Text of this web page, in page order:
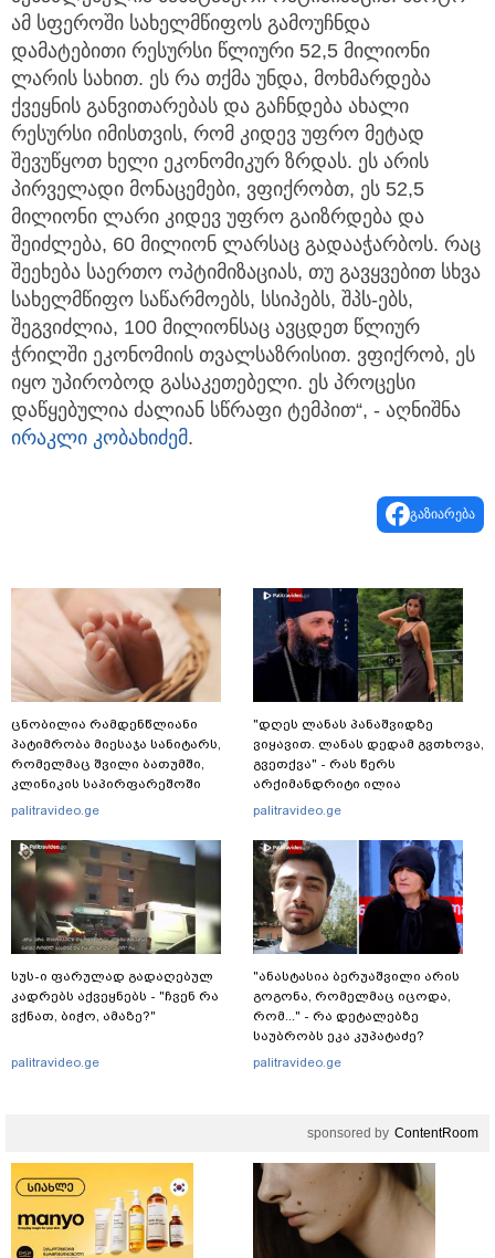
ამ სფეროში სახელმწიფოს გამოუჩნდა
დამატებითი რესურსი წლიური 52,5 მილიონი
ლარის სახით. ეს რა თქმა უნდა, მოხმარდება
ქვეყნის განვითარებას და გაჩნდება ახალი
რესურსი იმისთვის, რომ კიდევ უფრო მეტად
შევუწყოთ ხელი ეკონომიკურ ზრდას. ეს არის
პირველადი მონაცემები, ვფიქრობთ, ეს 52,5
მილიონი ლარი კიდევ უფრო გაიზრდება და
შეიძლება, 60 მილიონ ლარსაც გადააჭარბოს. რაც
შეეხება საერთო ოპტიმიზაციას, თუ გავყვებით სხვა
სახელმწიფო საწარმოებს, სსიპებს, შპს-ებს,
შეგვიძლია, 100 მილიონსაც ავცდეთ წლიურ
ჭრილში ეკონომიის თვალსაზრისით. ვფიქრობ, ეს
იყო უპირობოდ გასაკეთებელი. ეს პროცესი
დაწყებულია ძალიან სწრაფი ტემპით“, - აღნიშნა
ირაკლი კობახიძემ.
გაზიარება
ცნობილია რამდენწლიანი
პატიმრობა მიესაჯა სანიტარს,
რომელმაც შვილი ბათუმში,
კლინიკის საპირფარეშოში
გააჩინა, შემდეგ კი დაზიანებები
palitravideo.ge
სუს-ი ფარულად გადაღებულ
კადრებს აქვეყნებს - "ჩვენ რა
ვქნათ, ბიჭო, ამაზე?"
palitravideo.ge
"დღეს ლანას პანაშვიდზე
ვიყავით. ლანას დედამ გვთხოვა,
გვეთქვა" - რას წერს
არქიმანდრიტი ილია
თოლორაია სოციალურ
palitravideo.ge
"ანასტასია ბერუაშვილი არის
გოგონა, რომელმაც იცოდა,
რომ..." - რა დეტალებზე
საუბრობს ეკა კუპატაძე?
palitravideo.ge
sponsored by ContentRoom